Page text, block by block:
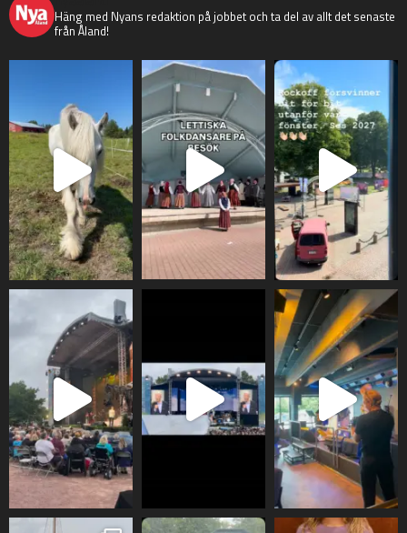
Häng med Nyans redaktion på jobbet och ta del av allt det senaste
från Åland!